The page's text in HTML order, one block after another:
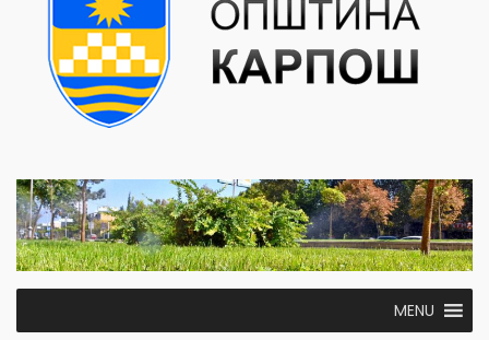
MENU